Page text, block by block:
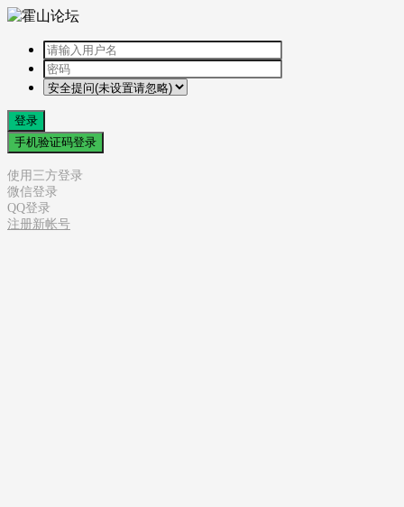
登录
手机验证码登录
使用三方登录
微信登录
QQ登录
注册新帐号